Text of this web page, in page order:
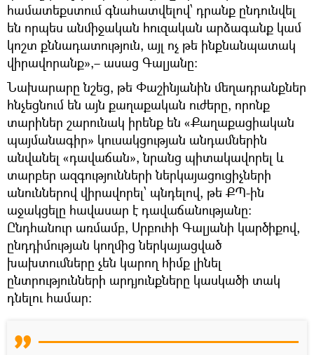
համատեքստում գնահատվելով՝ դրանք ընդունվել
են որպես անմիջական հուզական արձագանք կամ
կոշտ քննադատություն, այլ ոչ թե ինքնանպատակ
վիրավորանք»,– ասաց Գալյանը։
Նախարարը նշեց, թե Փաշինյանին մեղադրանքներ
հնչեցնում են այն քաղաքական ուժերը, որոնք
տարիներ շարունակ իրենք են «Քաղաքացիական
պայմանագիր» կուսակցության անդամներին
անվանել «դավաճան», նրանց պիտակավորել և
տարբեր ազգությունների ներկայացուցիչների
անուններով վիրավորել՝ պնդելով, թե ՔՊ-ին
աջակցելը հավասար է դավաճանությանը։
Ընդհանուր առմամբ, Սրբուհի Գալյանի կարծիքով,
ընդդիմության կողմից ներկայացված
խախտումները չեն կարող հիմք լինել
ընտրությունների արդյունքները կասկածի տակ
դնելու համար։